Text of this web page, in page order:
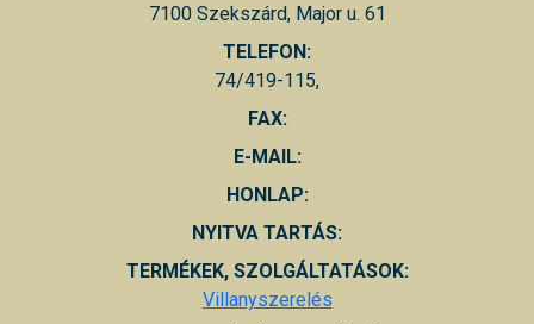
7100 Szekszárd, Major u. 61
TELEFON:
74/419-115,
FAX:
E-MAIL:
HONLAP:
NYITVA TARTÁS:
TERMÉKEK, SZOLGÁLTATÁSOK:
Villanyszerelés